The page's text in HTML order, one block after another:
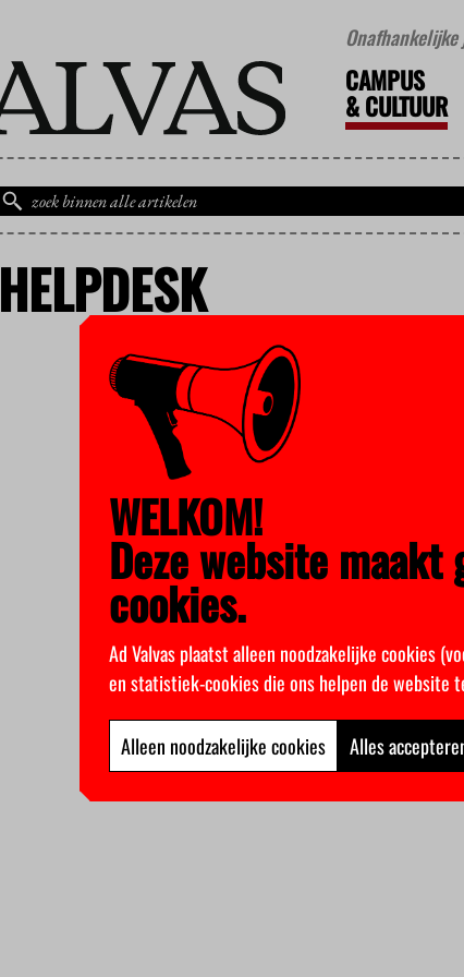
CAMPUS
&CULTUUR
HELPDESK
WELKOM!
Deze website maakt
cookies.
Ad Valvas plaatst alleen noodzakelijke cookies
en statistiek-cookies die ons helpen de website
Alleen noodzakelijke cookies Alles